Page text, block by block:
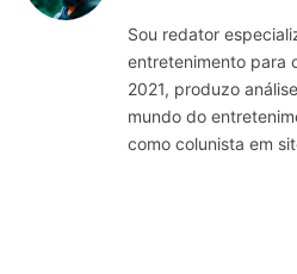
Sou redator
entretenimento para
2021, produzo
mundo do
como colunista em